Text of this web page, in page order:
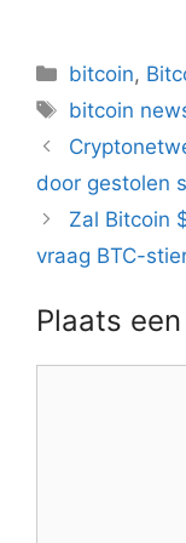
Categorieën
bitcoin,
Tags
bitcoin
door gestolen
Zal Bitcoin
vraag BTC-
Plaats